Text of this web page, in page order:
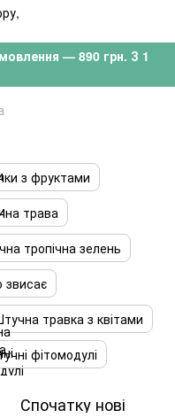
— 890 грн. З 1
з фруктами
трава
тропічна зелень
звисає
травка з квітами
фітомодулі
Спочатку нові